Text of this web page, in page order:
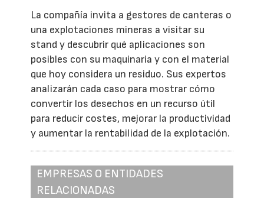
La compañía invita a gestores de canteras o
una explotaciones mineras a visitar su
stand y descubrir qué aplicaciones son
posibles con su maquinaria y con el material
que hoy considera un residuo. Sus expertos
analizarán cada caso para mostrar cómo
convertir los desechos en un recurso útil
para reducir costes, mejorar la productividad
y aumentar la rentabilidad de la explotación.
EMPRESAS O ENTIDADES
RELACIONADAS